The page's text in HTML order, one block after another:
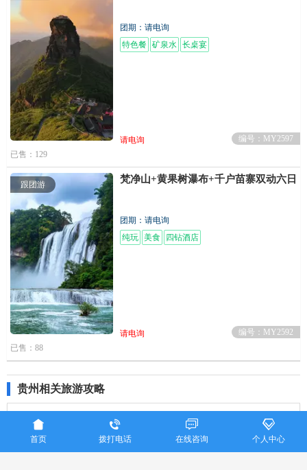
团期：请电询
特色餐 矿泉水 长桌宴
请电询
编号：MY2597
已售：129
跟团游 梵净山+黄果树瀑布+千户苗寨双动六日游
团期：请电询
纯玩 美食 四钻酒店
请电询
编号：MY2592
已售：88
贵州相关旅游攻略
赤水旅游攻略 黄果树瀑布旅游攻略
云南旅游攻略 四川旅游攻略 北京旅游攻略

首页

拨打电话

在线咨询

个人中心